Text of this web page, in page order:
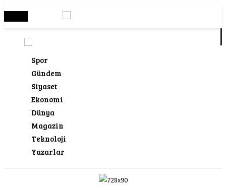
Spor
Gündem
Siyaset
Ekonomi
Dünya
Magazin
Teknoloji
Yazarlar